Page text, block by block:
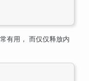
有用， 而仅仅释放内